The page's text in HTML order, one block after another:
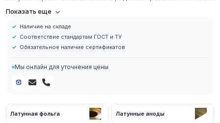
Компания «Тантал» предлагает Латунный прокат в России. Мы
и промышленных материалов по всей России.
В нашем каталоге представлен широкий ассортимент Латунный
прокат различных марок, размеров и типов. Все изделия
качества.
Наличие на складе в России
Обязательное наличие сертификатов
Доставка по региону
Показать еще
Наличие на складе
Соответствие стандартам ГОСТ и ТУ
Обязательное наличие сертификатов
Мы онлайн для уточнения цены
Латунная фольга Латунные аноды